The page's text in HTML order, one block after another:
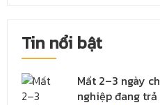
Tin nổi bật
Mất 2–3 ngày
nghiệp đang